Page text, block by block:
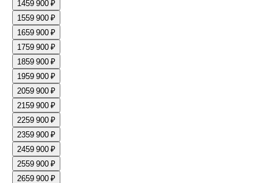
1459 900 ₽
1559 900 ₽
1659 900 ₽
1759 900 ₽
1859 900 ₽
1959 900 ₽
2059 900 ₽
2159 900 ₽
2259 900 ₽
2359 900 ₽
2459 900 ₽
2559 900 ₽
2659 900 ₽